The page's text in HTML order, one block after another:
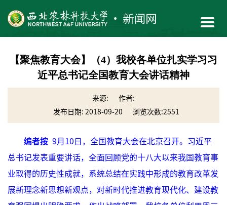
【聚焦教育大会】（4）我校各单位扎实学习习
近平总书记全国教育大会讲话精神
来源:
作者:
发布日期: 2018-09-20
浏览次数:2551
编者按 9月10日，全国教育大会在北京召开。习近平
总书记发表重要讲话，全面回顾党的十八大以来我国教育事
业取得的历史性成就，系统总结在实践中形成的教育改革发
展新理念新思想新观点，对新时代推进教育现代化、建设教